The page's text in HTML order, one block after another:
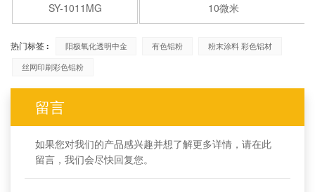
SY-1011MG 10微米
热门标签 : 阳极氧化透明中金 有色铝粉
粉末涂料 彩色铝材
丝网印刷彩色铝粉
留言
如果您对我们的产品感兴趣并想了解更多详情，请在此
留言，我们会尽快回复您。